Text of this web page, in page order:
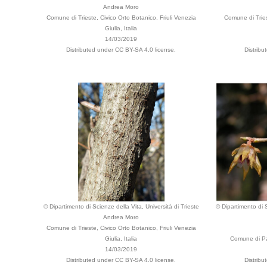
Andrea Moro
Comune di Trieste, Civico Orto Botanico, Friuli Venezia
Giulia, Italia
14/03/2019
Distributed under CC BY-SA 4.0 license.
Comune di
© Dipartimento di Scienze della Vita, Università di Trieste
Andrea Moro
Comune di Trieste, Civico Orto Botanico, Friuli Venezia
Giulia, Italia
14/03/2019
Distributed under CC BY-SA 4.0 license.
© Dipartimento di
Comune di